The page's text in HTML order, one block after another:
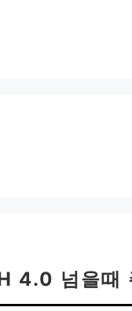
4.0 넘을때